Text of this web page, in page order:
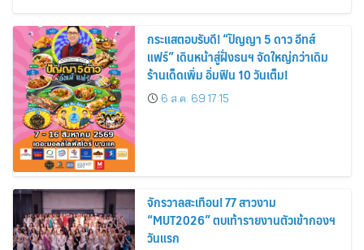
กระแสตอบรับดี! “ปัญญา 5 ดาว อีทส์
แฟร์” เดินหน้าสู่ฝั่งธนฯ จัดใหญ่กว่าเดิม
ร้านเด็ดเพิ่ม อิ่มฟิน 10 วันเต็ม!
6 ส.ค. 69 17:15
จักรวาลสะเทือน! 77 สาวงาม
“MUT2026” ตบเท้ารายงานตัวเข้ากองฯ
วันแรก